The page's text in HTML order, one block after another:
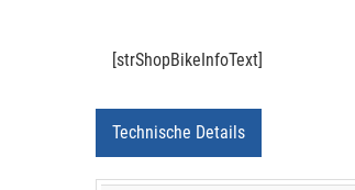
[strShopBikeInfoText]
Technische Details